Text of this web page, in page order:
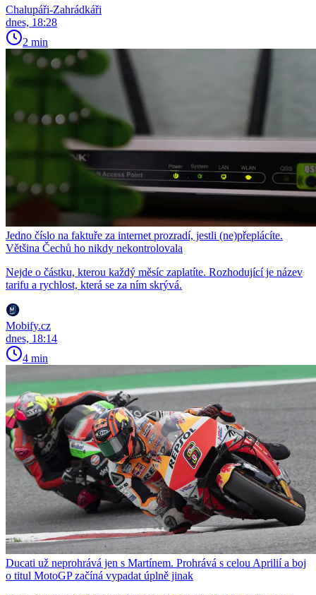
Chalupáři-Zahrádkáři
dnes, 18:28
2 min
Jedno číslo na faktuře za internet prozradí, jestli (ne)přeplácíte.
Většina Čechů ho nikdy nekontrolovala
Nejde o částku, kterou každý měsíc zaplatíte. Rozhodující je název
tarifu a rychlost, která se za ním skrývá.
Mobify.cz
dnes, 18:14
4 min
Ducati už neprohrává jen s Martínem. Prohrává s celou Aprilií a boj
o titul MotoGP začíná vypadat úplně jinak